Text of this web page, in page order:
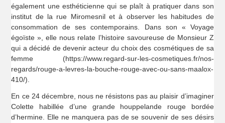
également une esthéticienne qui se plaît à pratiquer dans son
institut de la rue Miromesnil et à observer les habitudes de
consommation de ses contemporains. Dans son « Voyage
égoïste », elle nous relate l’histoire savoureuse de Monsieur Z
qui a décidé de devenir acteur du choix des cosmétiques de sa
femme (https://www.regard-sur-les-cosmetiques.fr/nos-
regards/rouge-a-levres-la-bouche-rouge-avec-ou-sans-maalox-
410/).
En ce 24 décembre, nous ne résistons pas au plaisir d’imaginer
Colette habillée d’une grande houppelande rouge bordée
d’hermine. Elle ne manquera pas de se souvenir de ses désirs